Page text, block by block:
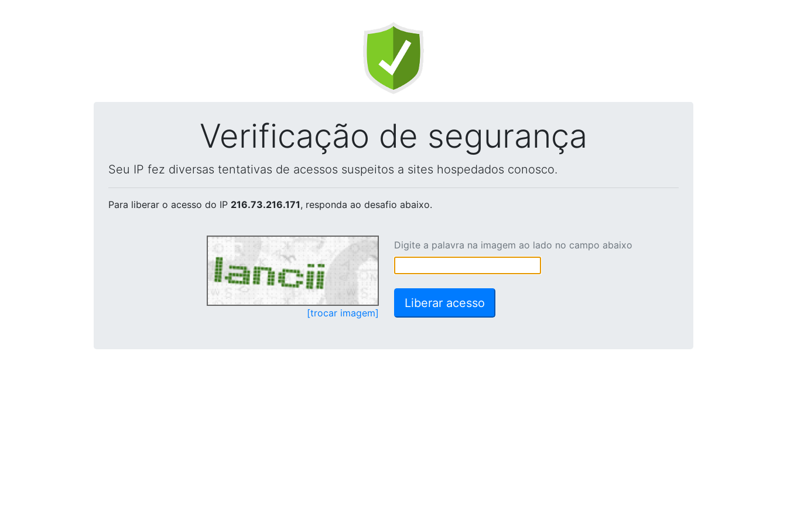
Verificação de segurança
Seu IP fez diversas tentativas de acessos suspeitos a sites hospedados conosco.
Para liberar o acesso do IP 216.73.216.171, responda ao desafio abaixo.
[trocar imagem]
Digite a palavra na imagem ao lado no campo abaixo